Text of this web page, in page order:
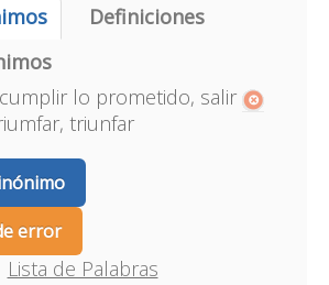
Definiciones
lo prometido, salir
triunfar
error
Lista de Palabras